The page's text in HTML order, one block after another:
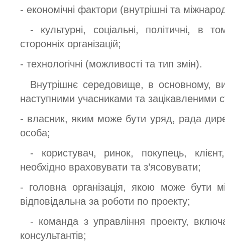
- економічні фактори (внутрішні та
- культурні, соціальні, політичні, в
сторонніх організацій;
- технологічні (можливості та тип змін).
Внутрішнє середовище, в основному,
наступними учасниками та зацікавленими
- власник, яким може бути уряд, рада
особа;
- користувач, ринок, покупець,
необхідно враховувати та з’ясовувати;
- головна організація, якою може бути
відповідальна за роботи по проекту;
- команда з управління проекту,
консультантів;